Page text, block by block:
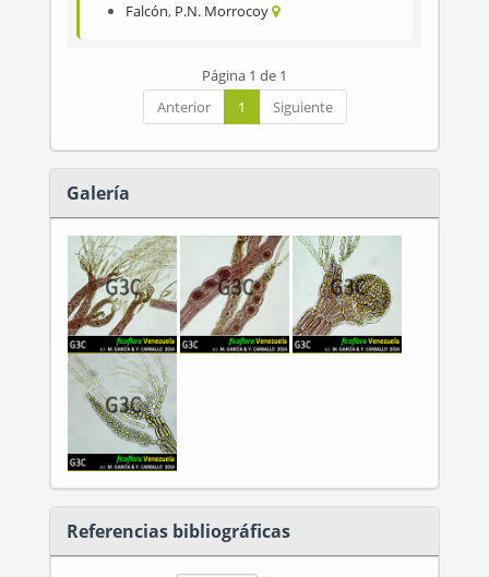
Falcón, P.N. Morrocoy
Página 1 de 1
Anterior
1 Siguiente
Galería
Referencias bibliográficas